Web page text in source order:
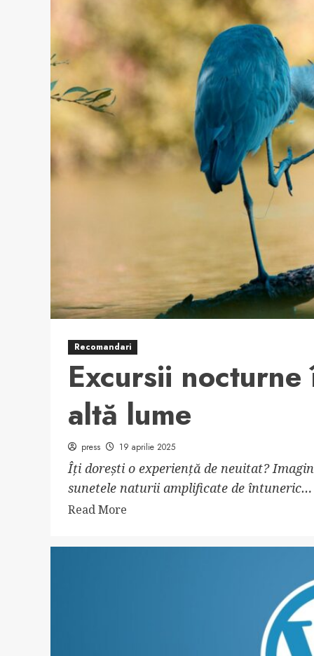
zâmbet
perfect
Recomandari
Excursii
altă lume
press 19 aprilie 2025
Îți dorești o experiență de neuitat?
sunetele naturii amplificate de întuneric…
Read More
about